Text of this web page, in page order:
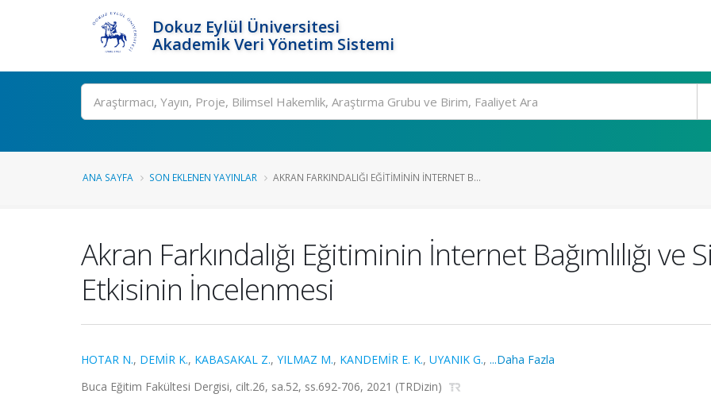
Dokuz Eylül Üniversitesi
Akademik Veri Yönetim Sistemi
Ara
ANA SAYFA SON EKLENEN YAYINLAR AKRAN FARKINDALIĞI EĞITIMININ İNTERNET B...
Akran Farkındalığı Eğitiminin İnternet Bağımlılığı
Etkisinin İncelenmesi
HOTAR N., DEMİR K., KABASAKAL Z., YILMAZ M., KANDEMİR E. K., UYANIK G., ...Daha Fazla
Buca Eğitim Fakültesi Dergisi, cilt.26, sa.52, ss.692-706, 2021 (TRDizin)